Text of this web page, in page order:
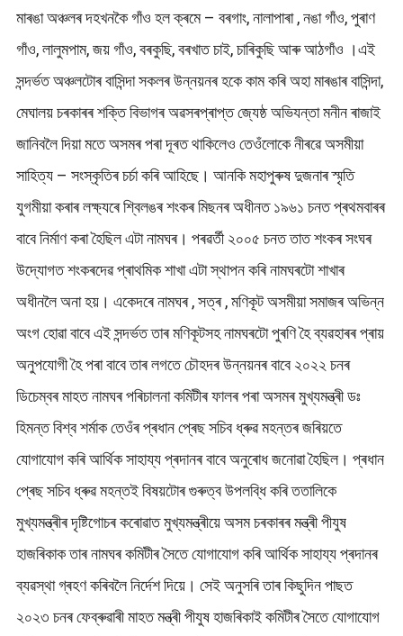
মাৰঙা অঞ্চলৰ দহখনকৈ গাঁও হল ক্ৰমে – বৰগাং, নালাপাৰা , নঙা গাঁও, পুৰাণ
গাঁও, লালুমপাম, জয় গাঁও, বৰকুছি, বৰখাত চাই, চাৰিকুছি আৰু আঠগাঁও ।এই
সন্দৰ্ভত অঞ্চলটোৰ বাসিন্দা সকলৰ উন্নয়নৰ হকে কাম কৰি অহা মাৰঙাৰ বাসিন্দা,
মেঘালয় চৰকাৰৰ শক্তি বিভাগৰ অৱসৰপ্ৰাপ্ত জ্যেষ্ঠ অভিযন্তা মনীন ৰাজাই
জানিবলৈ দিয়া মতে অসমৰ পৰা দূৰত থাকিলেও তেওঁলোকে নীৰৱে অসমীয়া
সাহিত্য – সংস্কৃতিৰ চৰ্চা কৰি আহিছে। আনকি মহাপুৰুষ দুজনাৰ স্মৃতি
যুগমীয়া কৰাৰ লক্ষ্যৰে শ্বিলঙৰ শংকৰ মিছনৰ অধীনত ১৯৬১ চনত প্ৰথমবাৰৰ
বাবে নিৰ্মাণ কৰা হৈছিল এটা নামঘৰ। পৰৱৰ্তী ২০০৫ চনত তাত শংকৰ সংঘৰ
উদ্যোগত শংকৰদেৱ প্ৰাথমিক শাখা এটা স্থাপন কৰি নামঘৰটো শাখাৰ
অধীনলৈ অনা হয়। একেদৰে নামঘৰ , সত্ৰ , মণিকূট অসমীয়া সমাজৰ অভিন্ন
অংগ হোৱা বাবে এই সন্দৰ্ভত তাৰ মণিকূটসহ নামঘৰটো পুৰণি হৈ ব্যৱহাৰৰ প্ৰায়
অনুপযোগী হৈ পৰা বাবে তাৰ লগতে চৌহদৰ উন্নয়নৰ বাবে ২০২২ চনৰ
ডিচেম্বৰ মাহত নামঘৰ পৰিচালনা কমিটীৰ ফালৰ পৰা অসমৰ মুখ্যমন্ত্ৰী ডঃ
হিমন্ত বিশ্ব শৰ্মাক তেওঁৰ প্ৰধান প্ৰেছ সচিব ধ্ৰুৱ মহন্তৰ জৰিয়তে
যোগাযোগ কৰি আৰ্থিক সাহায্য প্ৰদানৰ বাবে অনুৰোধ জনোৱা হৈছিল। প্ৰধান
প্ৰেছ সচিব ধ্ৰুৱ মহন্তই বিষয়টোৰ গুৰুত্ব উপলব্ধি কৰি ততালিকে
মুখ্যমন্ত্ৰীৰ দৃষ্টিগোচৰ কৰোৱাত মুখ্যমন্ত্ৰীয়ে অসম চৰকাৰৰ মন্ত্ৰী পীযুষ
হাজৰিকাক তাৰ নামঘৰ কমিটীৰ সৈতে যোগাযোগ কৰি আৰ্থিক সাহায্য প্ৰদানৰ
ব্যৱস্থা গ্ৰহণ কৰিবলৈ নিৰ্দেশ দিয়ে। সেই অনুসৰি তাৰ কিছুদিন পাছত
২০২৩ চনৰ ফেব্ৰুৱাৰী মাহত মন্ত্ৰী পীযুষ হাজৰিকাই কমিটীৰ সৈতে যোগাযোগ